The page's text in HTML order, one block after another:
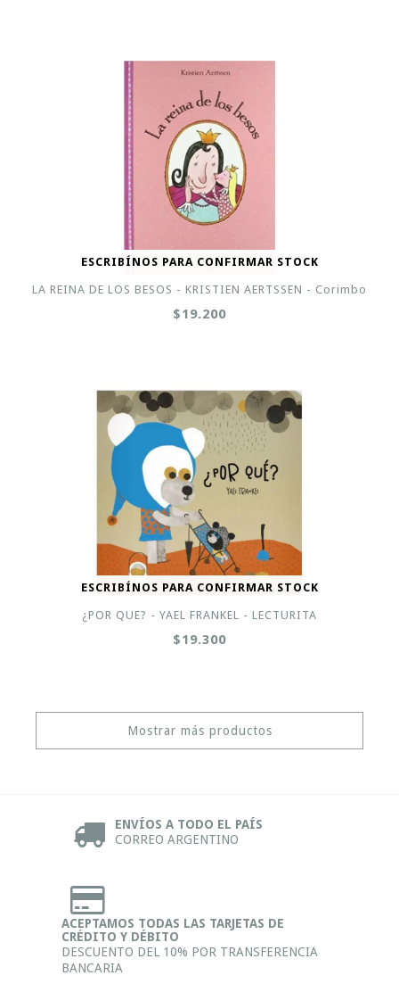
ESCRIBÍNOS PARA CONFIRMAR STOCK
LA REINA DE LOS BESOS - KRISTIEN AERTSSEN - Corimbo
$19.200
ESCRIBÍNOS PARA CONFIRMAR STOCK
¿POR QUE? - YAEL FRANKEL - LECTURITA
$19.300
Mostrar más productos
ENVÍOS A TODO EL PAÍS
CORREO ARGENTINO
ACEPTAMOS TODAS LAS TARJETAS DE
CRÉDITO Y DÉBITO
DESCUENTO DEL 10% POR TRANSFERENCIA
BANCARIA